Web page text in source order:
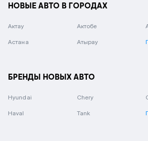
НОВЫЕ АВТО В ГОРОДАХ
Актау Актобе
Астана Атырау
БРЕНДЫ НОВЫХ АВТО
Hyundai Chery
Haval Tank